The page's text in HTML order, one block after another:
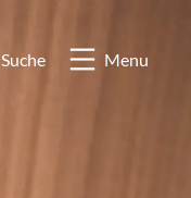
Suche Menu